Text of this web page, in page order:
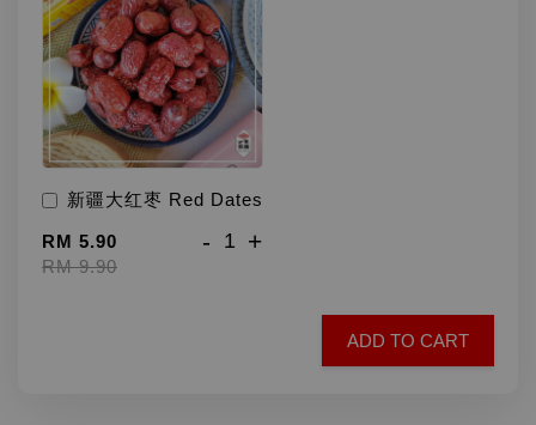
新疆大红枣 Red Dates
RM 5.90
RM 9.90
- +
ADD TO CART